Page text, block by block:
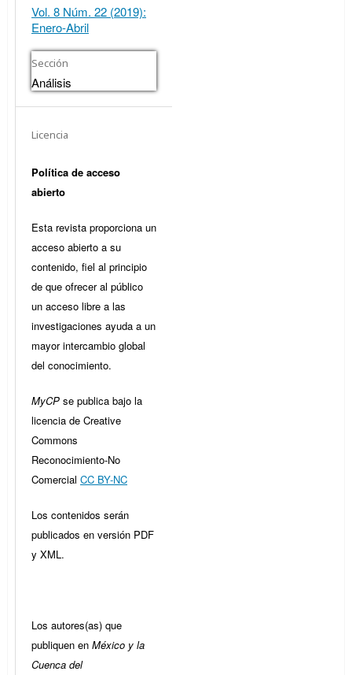
Vol. 8 Núm. 22 (2019):
Enero-Abril
Sección
Análisis
Licencia
Política de acceso
abierto
Esta revista proporciona un
acceso abierto a su
contenido, fiel al principio
de que ofrecer al público
un acceso libre a las
investigaciones ayuda a un
mayor intercambio global
del conocimiento.
MyCP se publica bajo la
licencia de Creative
Commons
Reconocimiento-No
Comercial CC BY-NC
Los contenidos serán
publicados en versión PDF
y XML.
Los autores(as) que
publiquen en México y la
Cuenca del